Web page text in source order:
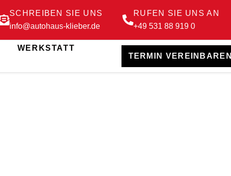
SCHREIBEN SIE UNS
info@autohaus-klieber.de
RUFEN SIE UNS AN
+49 531 88 919 0
WERKSTATT
TERMIN VEREINBAREN